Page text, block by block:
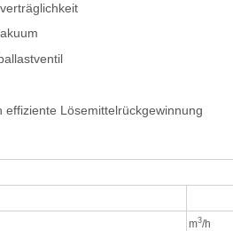
effiziente Lösemittelrückgewinnung
m3/h